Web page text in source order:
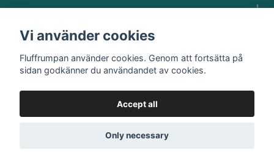
Kundtjänst
© 2026 Fluffrumpan
Vi använder cookies
Fluffrumpan använder cookies. Genom att fortsätta på
sidan godkänner du användandet av cookies.
Accept all
Only necessary